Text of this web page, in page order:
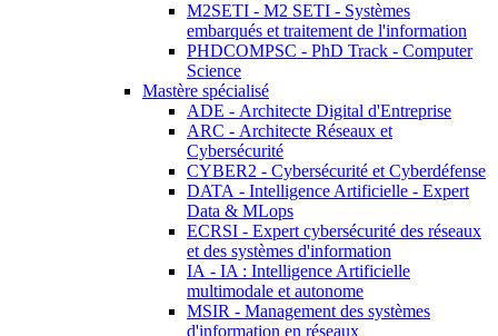
M2SETI - M2 SETI - Systèmes
embarqués et traitement de l'information
PHDCOMPSC - PhD Track - Computer
Science
Mastère spécialisé
ADE - Architecte Digital d'Entreprise
ARC - Architecte Réseaux et
Cybersécurité
CYBER2 - Cybersécurité et Cyberdéfense
DATA - Intelligence Artificielle - Expert
Data & MLops
ECRSI - Expert cybersécurité des réseaux
et des systèmes d'information
IA - IA : Intelligence Artificielle
multimodale et autonome
MSIR - Management des systèmes
d'information en réseaux